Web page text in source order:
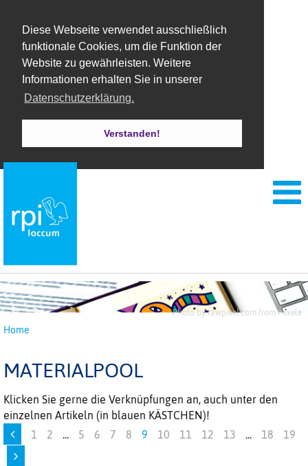
Diese Webseite verwendet ausschließlich
funktionale Cookies, um die Funktion der
Website zu gewährleisten. Weitere
Informationen erhalten Sie in unserer
Datenschutzerklärung.
Verstanden!
Photo by rawpixel.com from Pexels
Home
MATERIALPOOL
Klicken Sie gerne die Verknüpfungen an, auch unter den
einzelnen Artikeln (in blauen KÄSTCHEN)!
1
2 ... 5 6 7 8 9 10 11 12 13 ... 18 19